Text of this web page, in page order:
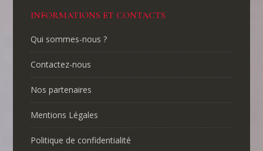
INFORMATIONS ET CONTACTS
Qui sommes-nous ?
Contactez-nous
Nos partenaires
Mentions Légales
Politique de confidentialité